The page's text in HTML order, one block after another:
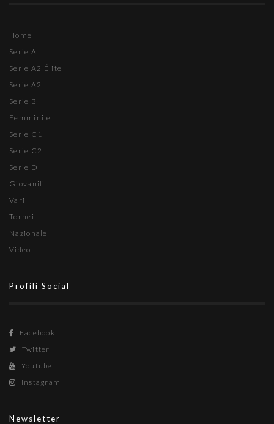
Home
Serie A
Serie A2 Élite
Serie A2
Serie B
Femminile
Serie C1
Serie C2
Serie D
Giovanili
Vari
Tornei
Nazionale
Video
Profili Social
Facebook
Twitter
Youtube
Instagram
Newsletter